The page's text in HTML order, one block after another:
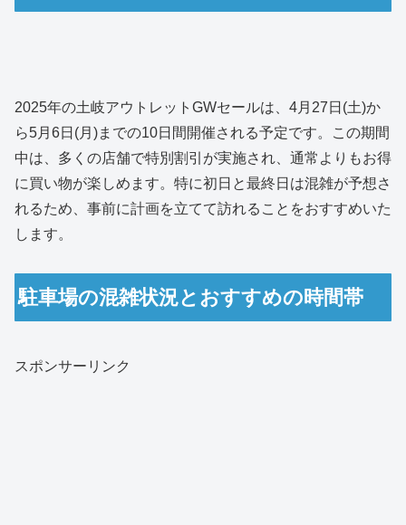
2025年の土岐アウトレットGWセールは、4月27日(土)か
ら5月6日(月)までの10日間開催される予定です。この期間
中は、多くの店舗で特別割引が実施され、通常よりもお得
に買い物が楽しめます。特に初日と最終日は混雑が予想さ
れるため、事前に計画を立てて訪れることをおすすめいた
します。
駐車場の混雑状況とおすすめの時間帯
スポンサーリンク